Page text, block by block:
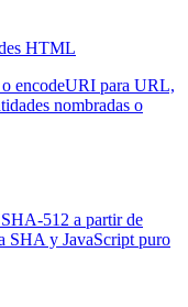
HTML
encodeURI para URL,
nombradas o
512 a partir de
SHA y JavaScript puro